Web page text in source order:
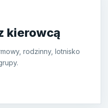
kierowcą
rodzinny, lotnisko